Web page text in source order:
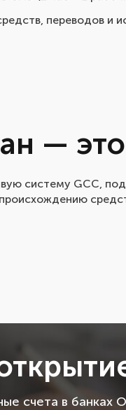
переводов и
—
систему GCC,
счета в